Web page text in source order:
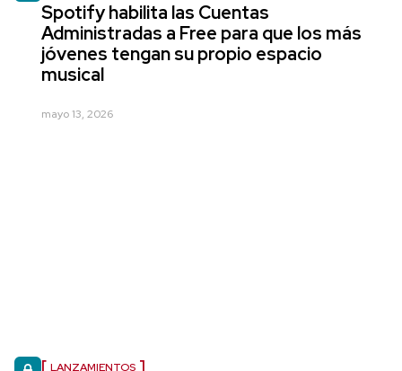
Spotify habilita las Cuentas
Administradas a Free para que los más
jóvenes tengan su propio espacio
musical
mayo 13, 2026
LANZAMIENTOS